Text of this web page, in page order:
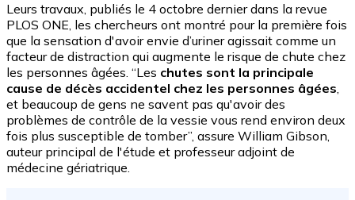
Leurs travaux, publiés le 4 octobre dernier dans la revue
PLOS ONE, les chercheurs ont montré pour la première fois
que la sensation d'avoir envie d’uriner agissait comme un
facteur de distraction qui augmente le risque de chute chez
les personnes âgées. “Les chutes sont la principale
cause de décès accidentel chez les personnes âgées,
et beaucoup de gens ne savent pas qu'avoir des
problèmes de contrôle de la vessie vous rend environ deux
fois plus susceptible de tomber”, assure William Gibson,
auteur principal de l'étude et professeur adjoint de
médecine gériatrique.